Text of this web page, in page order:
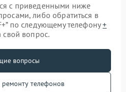
с приведенными ниже
либо обратиться в
по следующему телефону+
свой вопрос.
вопросы
телефонов